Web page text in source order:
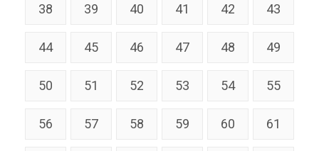
38 39 40 41 42 43
44 45 46 47 48 49
50 51 52 53 54 55
56 57 58 59 60 61